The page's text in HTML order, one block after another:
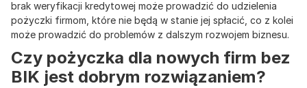
brak weryfikacji kredytowej może prowadzić do udzielenia
pożyczki firmom, które nie będą w stanie jej spłacić, co z kolei
może prowadzić do problemów z dalszym rozwojem biznesu.
Czy pożyczka dla nowych firm bez
BIK jest dobrym rozwiązaniem?